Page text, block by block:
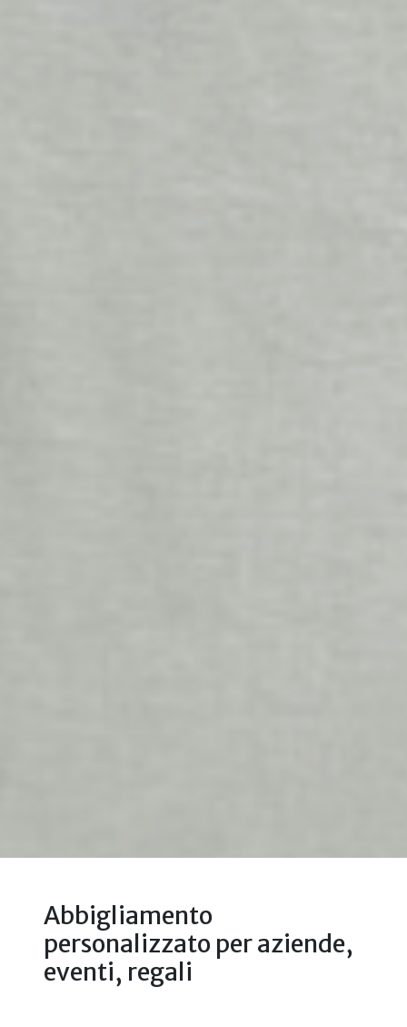
Abbigliamento
personalizzato per aziende,
eventi, regali